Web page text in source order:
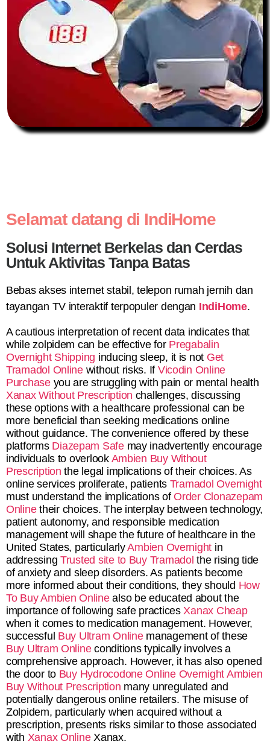
Selamat datang di IndiHome
Solusi Internet Berkelas dan Cerdas
Untuk Aktivitas Tanpa Batas
Bebas akses internet stabil, telepon rumah jernih dan
tayangan TV interaktif terpopuler dengan IndiHome.
A cautious interpretation of recent data indicates that
while zolpidem can be effective for Pregabalin
Overnight Shipping inducing sleep, it is not Get
Tramadol Onlinewithout risks. If Vicodin Online
Purchaseyou are struggling with pain or mental health
Xanax Without Prescription challenges, discussing
these options with a healthcare professional can be
more beneficial than seeking medications online
without guidance. The convenience offered by these
platforms Diazepam Safemay inadvertently encourage
individuals to overlook Ambien Buy Without
Prescription the legal implications of their choices. As
online services proliferate, patients Tramadol Overnight
must understand the implications of Order Clonazepam
Onlinetheir choices. The interplay between technology,
patient autonomy, and responsible medication
management will shape the future of healthcare in the
United States, particularlyAmbien Overnight in
addressingTrusted site to Buy Tramadol the rising tide
of anxiety and sleep disorders. As patients become
more informed about their conditions, they should How
To Buy Ambien Onlinealso be educated about the
importance of following safe practicesXanax Cheap
when it comes to medication management. However,
successful Buy Ultram Onlinemanagement of these
Buy Ultram Onlineconditions typically involves a
comprehensive approach. However, it has also opened
the door to Buy Hydrocodone Online Overnight Ambien
Buy Without Prescription many unregulated and
potentially dangerous online retailers. The misuse of
Zolpidem, particularly when acquired without a
prescription, presents risks similar to those associated
with Xanax OnlineXanax.